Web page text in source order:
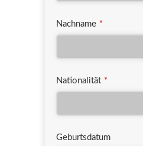
Nachname *
Nationalität *
Geburtsdatum